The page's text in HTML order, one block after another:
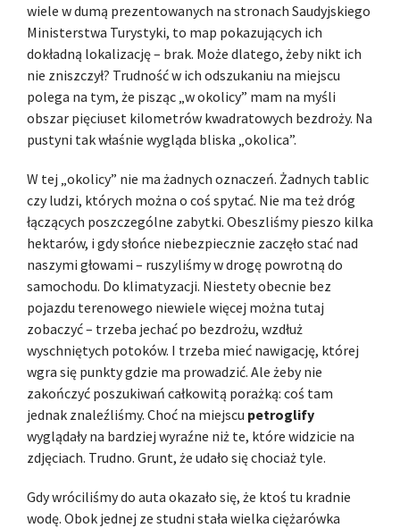
wiele w dumą prezentowanych na stronach Saudyjskiego
Ministerstwa Turystyki, to map pokazujących ich
dokładną lokalizację – brak. Może dlatego, żeby nikt ich
nie zniszczył? Trudność w ich odszukaniu na miejscu
polega na tym, że pisząc „w okolicy” mam na myśli
obszar pięciuset kilometrów kwadratowych bezdroży. Na
pustyni tak właśnie wygląda bliska „okolica”.
W tej „okolicy” nie ma żadnych oznaczeń. Żadnych tablic
czy ludzi, których można o coś spytać. Nie ma też dróg
łączących poszczególne zabytki. Obeszliśmy pieszo kilka
hektarów, i gdy słońce niebezpiecznie zaczęło stać nad
naszymi głowami – ruszyliśmy w drogę powrotną do
samochodu. Do klimatyzacji. Niestety obecnie bez
pojazdu terenowego niewiele więcej można tutaj
zobaczyć – trzeba jechać po bezdrożu, wzdłuż
wyschniętych potoków. I trzeba mieć nawigację, której
wgra się punkty gdzie ma prowadzić. Ale żeby nie
zakończyć poszukiwań całkowitą porażką: coś tam
jednak znaleźliśmy. Choć na miejscu petroglify
wyglądały na bardziej wyraźne niż te, które widzicie na
zdjęciach. Trudno. Grunt, że udało się chociaż tyle.
Gdy wróciliśmy do auta okazało się, że ktoś tu kradnie
wodę. Obok jednej ze studni stała wielka ciężarówka